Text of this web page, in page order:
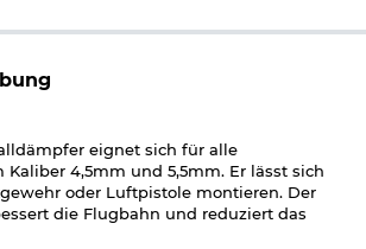
eignet sich für alle
Kaliber 4,5mm und 5,5mm. Er lässt sich
oder Luftpistole montieren. Der
die Flugbahn und reduziert das